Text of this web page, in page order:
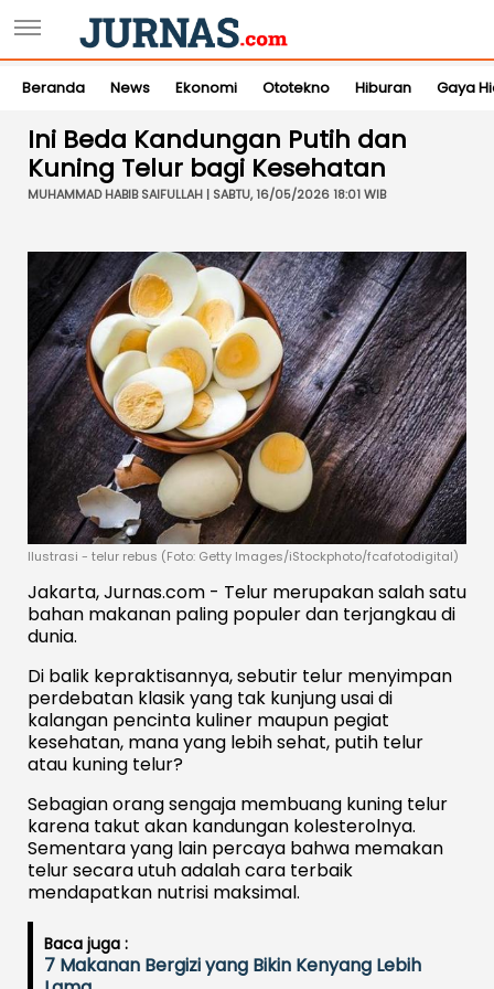
Beranda News Ekonomi Ototekno Hiburan Gaya
Ini Beda Kandungan Putih dan
Kuning Telur bagi Kesehatan
MUHAMMAD HABIB SAIFULLAH | SABTU, 16/05/2026 18:01 WIB
Ilustrasi - telur rebus (Foto: Getty Images/iStockphoto/fcafotodigital)
Jakarta, Jurnas.com - Telur merupakan salah satu
bahan makanan paling populer dan terjangkau di
dunia.
Di balik kepraktisannya, sebutir telur menyimpan
perdebatan klasik yang tak kunjung usai di
kalangan pencinta kuliner maupun pegiat
kesehatan, mana yang lebih sehat, putih telur
atau kuning telur?
Sebagian orang sengaja membuang kuning telur
karena takut akan kandungan kolesterolnya.
Sementara yang lain percaya bahwa memakan
telur secara utuh adalah cara terbaik
mendapatkan nutrisi maksimal.
Baca juga :
7 Makanan Bergizi yang Bikin Kenyang Lebih